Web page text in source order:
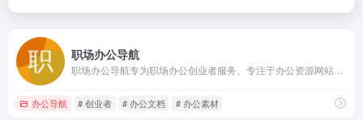
职场办公导航
办公导航 # 创业者 # 办公文档 # 办公素材